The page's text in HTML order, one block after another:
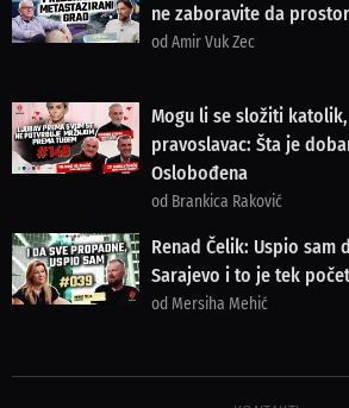
ne zaboravite da
od Amir Vuk Zec
Mogu li se složiti
pravoslavac: Šta je
Oslobođena
od Brankica Raković
Renad Čelik: Uspio sam
Sarajevo i to je tek
od Mersiha Mehić